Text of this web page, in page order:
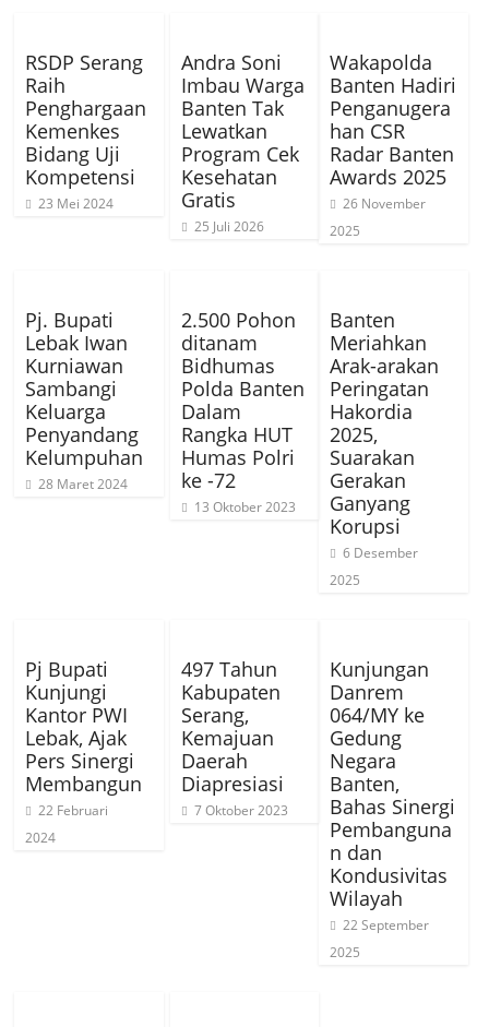
RSDP Serang
Raih
Penghargaan
Kemenkes
Bidang Uji
Kompetensi
23 Mei 2024
Andra Soni
Imbau Warga
Banten Tak
Lewatkan
Program Cek
Kesehatan
Gratis
25 Juli 2026
Wakapolda
Banten Hadiri
Penganugera
han CSR
Radar Banten
Awards 2025
26 November
2025
Pj. Bupati
Lebak Iwan
Kurniawan
Sambangi
Keluarga
Penyandang
Kelumpuhan
28 Maret 2024
2.500 Pohon
ditanam
Bidhumas
Polda Banten
Dalam
Rangka HUT
Humas Polri
ke -72
13 Oktober 2023
Banten
Meriahkan
Arak-arakan
Peringatan
Hakordia
2025,
Suarakan
Gerakan
Ganyang
Korupsi
6 Desember
2025
Pj Bupati
Kunjungi
Kantor PWI
Lebak, Ajak
Pers Sinergi
Membangun
22 Februari
2024
497 Tahun
Kabupaten
Serang,
Kemajuan
Daerah
Diapresiasi
7 Oktober 2023
Kunjungan
Danrem
064/MY ke
Gedung
Negara
Banten,
Bahas Sinergi
Pembanguna
n dan
Kondusivitas
Wilayah
22 September
2025